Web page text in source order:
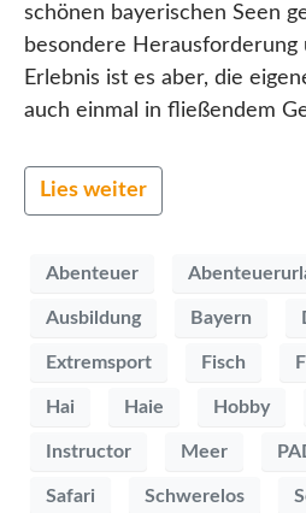
schönen bayerischen Seen
besondere Herausforderung
Erlebnis ist es aber, die
auch einmal in fließendem
Lies weiter
Abenteuer
Ausbildung Bayern
Extremsport Fisch
Hai Haie Hobby
Instructor Meer
Safari Schwerelos